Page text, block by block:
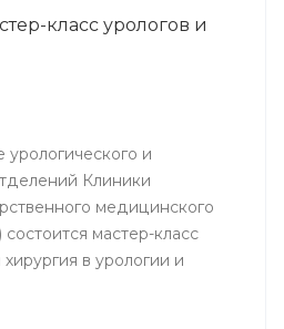
класс урологов и
урологического и
Клиники
медицинского
мастер-класс
в урологии и
онкологи республики, а